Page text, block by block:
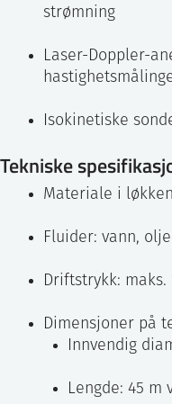
strømning
Laser-Doppler-
Isokinetiske
Tekniske
Materiale i
Fluider: vann,
Driftstrykk: maks.
Dimensjoner på
Innvendig
Lengde: 45 m